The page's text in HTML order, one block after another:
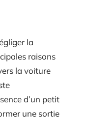
la
raisons
la voiture
d’un petit
une sortie